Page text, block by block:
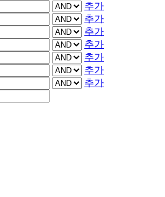
추가
추가
추가
추가
추가
추가
추가